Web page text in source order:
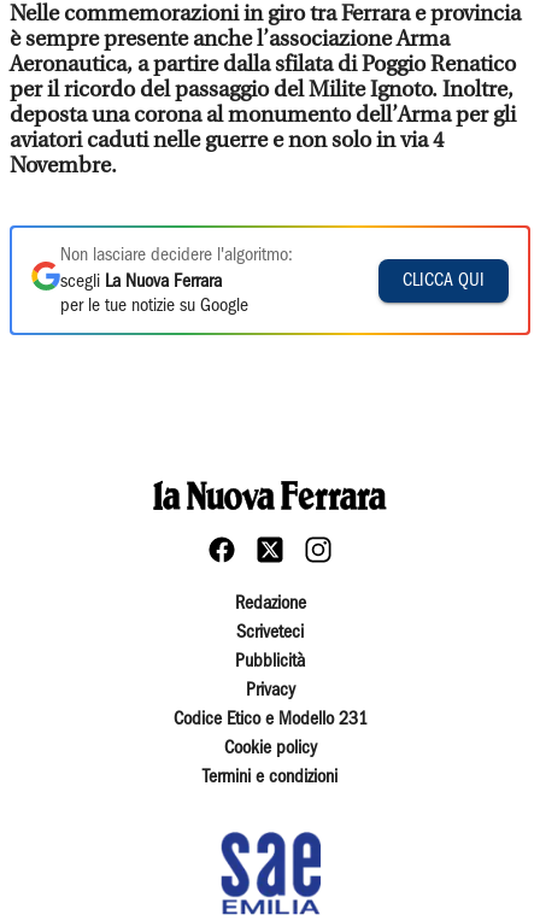
Nelle commemorazioni in giro tra Ferrara e provincia
è sempre presente anche l’associazione Arma
Aeronautica, a partire dalla sfilata di Poggio Renatico
per il ricordo del passaggio del Milite Ignoto. Inoltre,
deposta una corona al monumento dell’Arma per gli
aviatori caduti nelle guerre e non solo in via 4
Novembre.
Non lasciare decidere l'algoritmo:
scegli La Nuova Ferrara
per le tue notizie su Google
CLICCA QUI
Redazione
Scriveteci
Pubblicità
Privacy
Codice Etico e Modello 231
Cookie policy
Termini e condizioni